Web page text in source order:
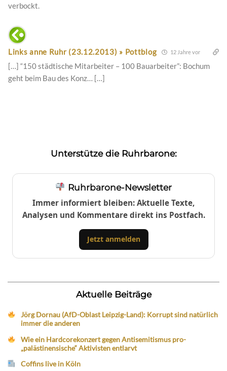
verbockt.
Links anne Ruhr (23.12.2013) » Pottblog 12 Jahre vor
[…] “150 städtische Mitarbeiter – 100 Bauarbeiter”: Bochum
geht beim Bau des Konz… […]
Unterstütze die Ruhrbarone:
Ruhrbarone-Newsletter
Immer informiert bleiben: Aktuelle Texte,
Analysen und Kommentare direkt ins Postfach.
Jetzt anmelden
Aktuelle Beiträge
Jörg Dornau (AfD-Oblast Leipzig-Land): Korrupt sind natürlich
immer die anderen
Wie ein Hardcorekonzert gegen Antisemitismus pro-
„palästinensische“ Aktivisten entlarvt
Coffins live in Köln